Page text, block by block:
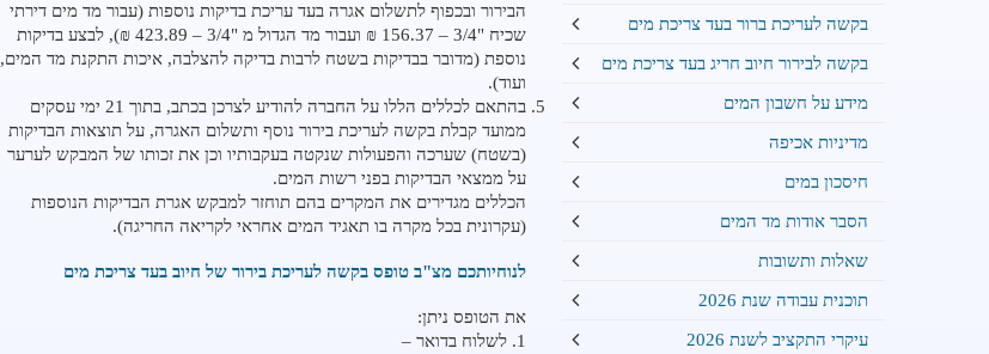
בקשה לעריכת ברור בעד צריכת מים
בקשה לבירור חיוב חריג בעד צריכת מים
מידע על חשבון המים
מדיניות אכיפה
חיסכון במים
הסבר אודות מד המים
שאלות ותשובות
תוכנית עבודה שנת 2026
עיקרי התקציב לשנת 2026
הבירור ובכפוף לתשלום אגרה בעד עריכת בדיקות נוספות (עבור מד מים דירתי
שכיח "3/4 – 156.37 ₪ ועבור מד הגדול מ "3/4 – 423.89 ₪), לבצע בדיקות
נוספת (מדובר בבדיקות בשטח לרבות בדיקה להצלבה, איכות התקנת מד המים,
ועוד).
בהתאם לכללים הללו על החברה להודיע לצרכן בכתב, בתוך 21 ימי עסקים
ממועד קבלת בקשה לעריכת בירור נוסף ותשלום האגרה, על תוצאות הבדיקות
(בשטח) שערכה והפעולות שנקטה בעקבותיו וכן את זכותו של המבקש לערער
על ממצאי הבדיקות בפני רשות המים.
הכללים מגדירים את המקרים בהם תוחזר למבקש אגרת הבדיקות הנוספות
(עקרונית בכל מקרה בו תאגיד המים אחראי לקריאה החריגה).
לנוחיותכם מצ"ב טופס בקשה לעריכת בירור של חיוב בעד צריכת מים
את הטופס ניתן:
1. לשלוח בדואר –